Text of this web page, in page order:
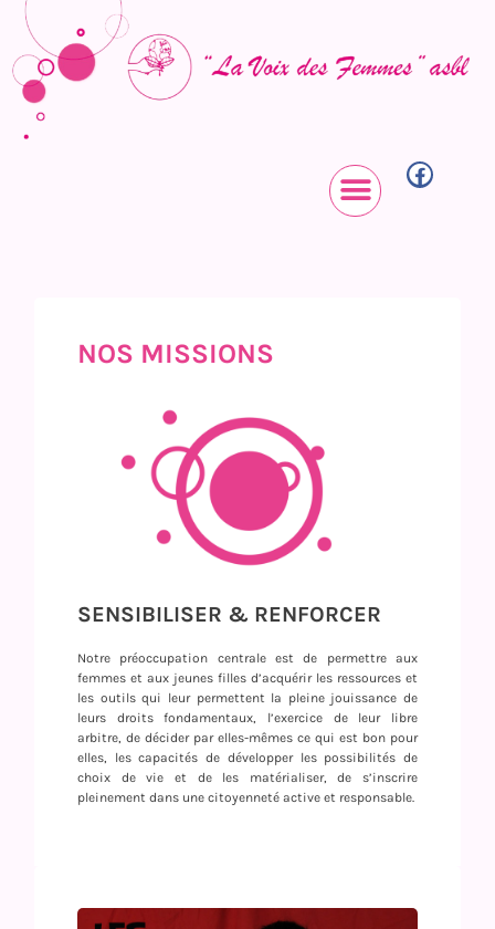
NOS MISSIONS
SENSIBILISER & RENFORCER
Notre préoccupation centrale est de permettre aux
femmes et aux jeunes filles d’acquérir les ressources et
les outils qui leur permettent la pleine jouissance de
leurs droits fondamentaux, l’exercice de leur libre
arbitre, de décider par elles-mêmes ce qui est bon pour
elles, les capacités de développer les possibilités de
choix de vie et de les matérialiser, de s’inscrire
pleinement dans une citoyenneté active et responsable.